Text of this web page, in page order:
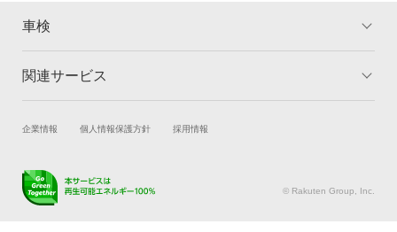
車検
トップ
車検の基礎知識 キャンペーン一覧
関連サービス
試乗・商談 新車購入
キズ修理予約
メンテナンス管理
企業情報 個人情報保護方針 採用情報
© Rakuten Group, Inc.